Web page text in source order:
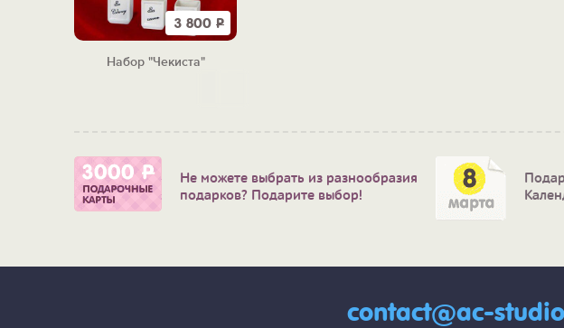
3 800 Р
Набор "Чекиста"
Не можете выбрать из разнообразия
подарков? Подарите выбор!
contact@ac-